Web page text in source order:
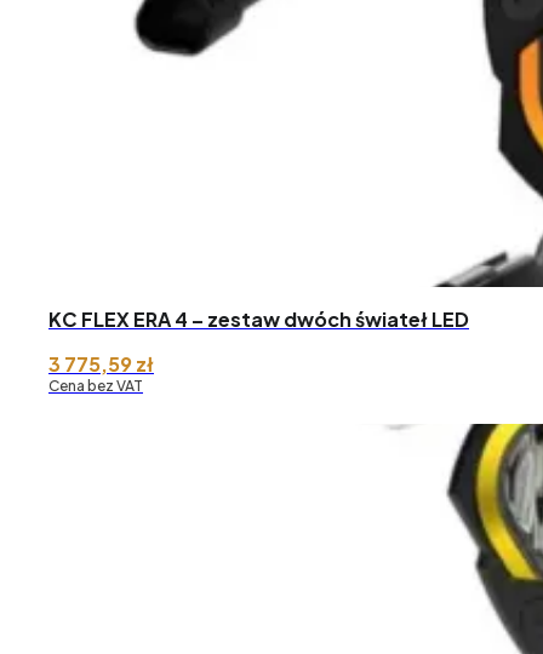
KC FLEX ERA 4 – zestaw dwóch świateł LED
3 775,59zł
Cena bez VAT